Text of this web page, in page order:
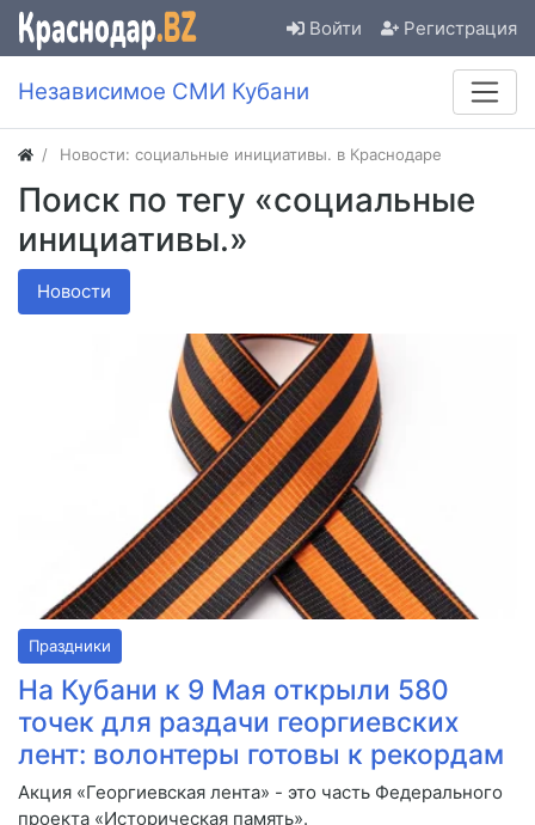
Войти Регистрация
Независимое СМИ Кубани
Новости: социальные инициативы. в Краснодаре
Поиск по тегу «социальные
инициативы.»
Новости
Праздники
На Кубани к 9 Мая открыли 580
точек для раздачи георгиевских
лент: волонтеры готовы к рекордам
Акция «Георгиевская лента» - это часть Федерального
проекта «Историческая память».